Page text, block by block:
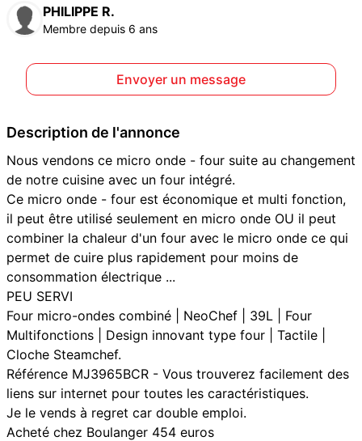
PHILIPPE R.
Membre depuis 6 ans
Envoyer un message
Description de l'annonce
Nous vendons ce micro onde - four suite au changement
de notre cuisine avec un four intégré.
Ce micro onde - four est économique et multi fonction,
il peut être utilisé seulement en micro onde OU il peut
combiner la chaleur d'un four avec le micro onde ce qui
permet de cuire plus rapidement pour moins de
consommation électrique ...
PEU SERVI
Four micro-ondes combiné | NeoChef | 39L | Four
Multifonctions | Design innovant type four | Tactile |
Cloche Steamchef.
Référence MJ3965BCR - Vous trouverez facilement des
liens sur internet pour toutes les caractéristiques.
Je le vends à regret car double emploi.
Acheté chez Boulanger 454 euros